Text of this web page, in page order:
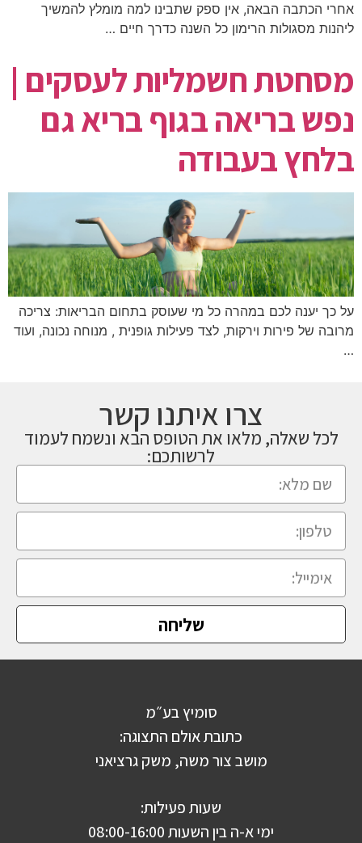
אחרי הכתבה הבאה, אין ספק שתבינו למה מומלץ להמשיך
ליהנות מסגולות הרימון כל השנה כדרך חיים …
מסחטת חשמליות לעסקים |
נפש בריאה בגוף בריא גם
בלחץ בעבודה
על כך יענה לכם במהרה כל מי שעוסק בתחום הבריאות: צריכה
מרובה של פירות וירקות, לצד פעילות גופנית , מנוחה נכונה, ועוד
…
צרו איתנו קשר
לכל שאלה, מלאו את הטופס הבא ונשמח לעמוד
לרשותכם:
שליחה
סומיץ בע״מ
כתובת אולם התצוגה:
מושב צור משה, משק גרציאני
שעות פעילות:
ימי א-ה בין השעות 08:00-16:00